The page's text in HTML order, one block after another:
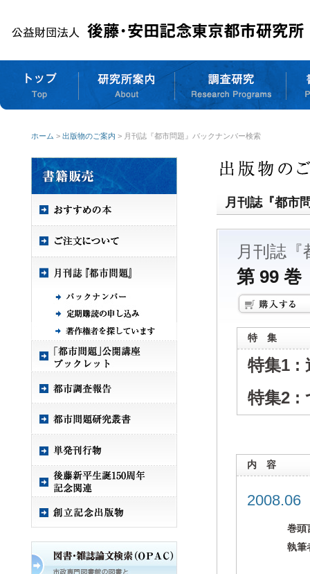
ホーム > 出版物のご案内 > 月刊誌『都市問題』バックナンバー検索
月刊誌『都市
月刊誌『
第 99
特 集
特集1 :
特集2 :
内 容
巻頭
執筆